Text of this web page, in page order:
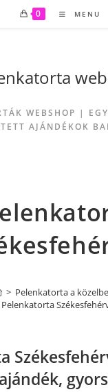
0 MENU
WEBSHOP |
AJÁNDÉKOK
> Pelenkatorta a
Pelenkatorta